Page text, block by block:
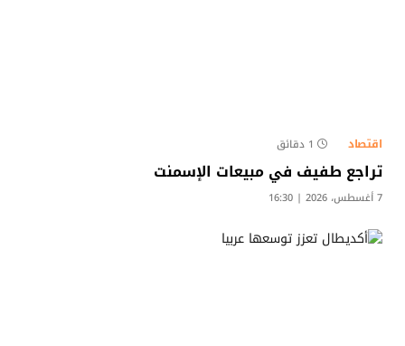
اقتصاد 1 دقائق
تراجع طفيف في مبيعات الإسمنت
7 أغسطس، 2026 | 16:30